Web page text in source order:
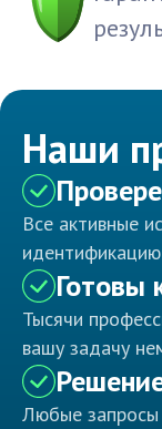
Наши
Все активные
Готовы
Тысячи
вашу задачу
Любые